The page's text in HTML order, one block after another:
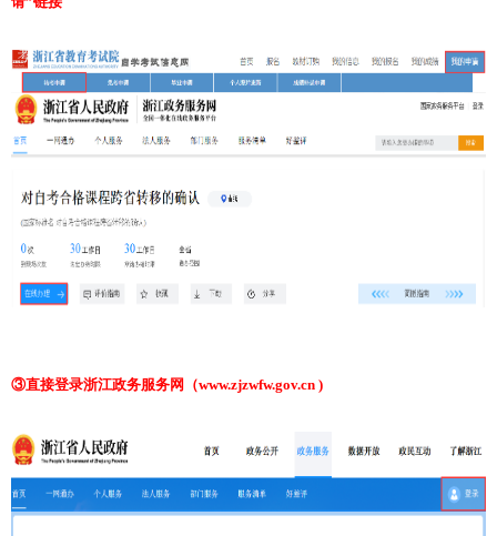
③直接登录浙江政务服务网（www.zjzwfw.gov.cn )